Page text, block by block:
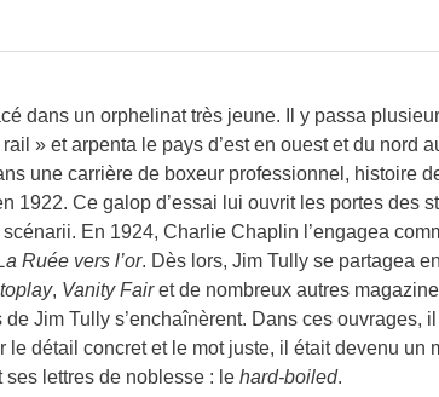
dans un orphelinat très jeune. Il y passa
» et arpenta le pays d’est en ouest et du nord
une carrière de boxeur professionnel, histoire
1922. Ce galop d’essai lui ouvrit les portes des
En 1924, Charlie Chaplin l’engagea
Ruée vers l’or. Dès lors, Jim Tully se partagea
, Vanity Fairet de nombreux autres
Jim Tully s’enchaînèrent. Dans ces ouvrages,
détail concret et le mot juste, il était devenu un
lettres de noblesse : le hard-boiled.